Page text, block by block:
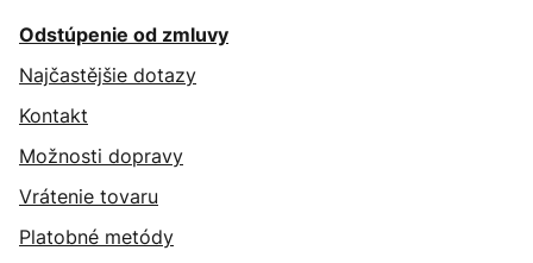
Odstúpenie od zmluvy
Najčastějšie dotazy
Kontakt
Možnosti dopravy
Vrátenie tovaru
Platobné metódy